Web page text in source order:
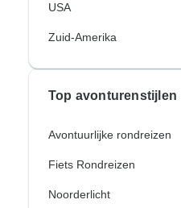
USA
Zuid-Amerika
Top avonturenstijlen
Avontuurlijke rondreizen
Fiets Rondreizen
Noorderlicht